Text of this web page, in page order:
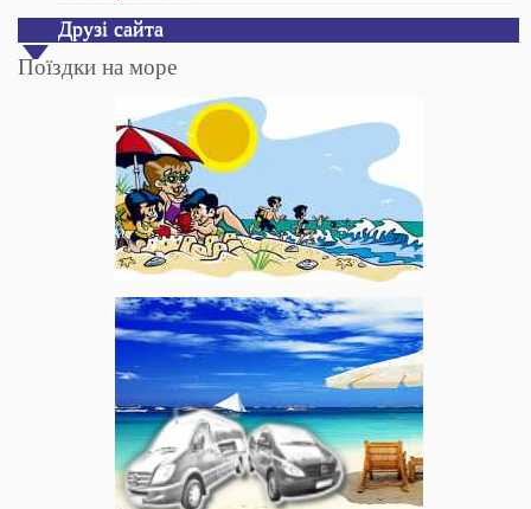
Друзі сайта
Поїздки на море